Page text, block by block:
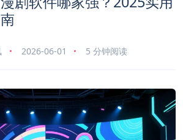
2026-06-01 5 分钟阅读